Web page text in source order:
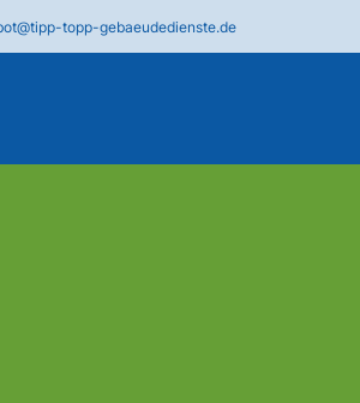
topp-gebaeudedienste.de